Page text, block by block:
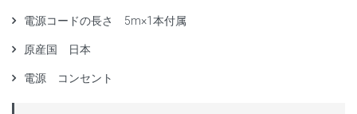
電源コードの長さ 5m×1本付属
原産国 日本
電源 コンセント